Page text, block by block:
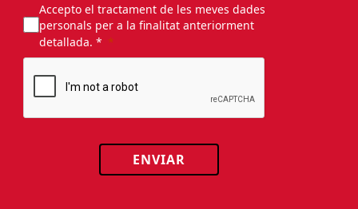
Accepto el tractament de les meves dades
personals per a la finalitat anteriorment
detallada. *
ENVIAR